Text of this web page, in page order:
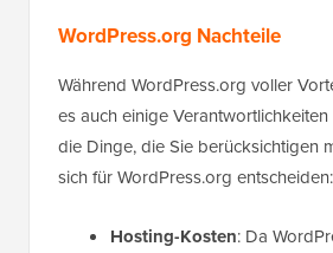
WordPress.org Nachteile
Während WordPress.org voller
es auch einige
die Dinge, die Sie berücksichtigen
sich für WordPress.org entscheiden:
Hosting-Kosten: Da